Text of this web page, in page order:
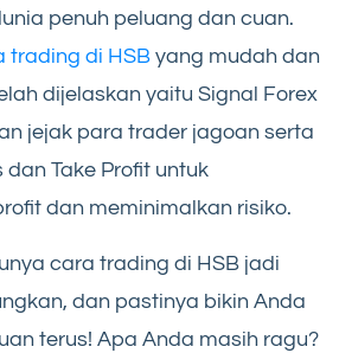
penuh peluang dan cuan.
trading di HSB yang mudah dan
dijelaskan yaitu Signal Forex
jejak para trader jagoan serta
Take Profit untuk
dan meminimalkan risiko.
cara trading di HSB jadi
dan pastinya bikin Anda
terus! Apa Anda masih ragu?